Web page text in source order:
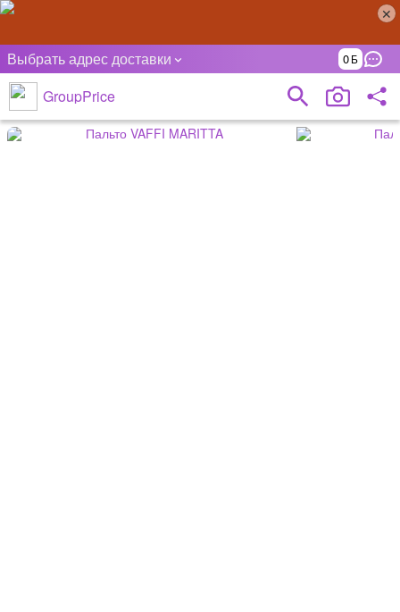
Выбрать адрес доставки 0
GroupPrice